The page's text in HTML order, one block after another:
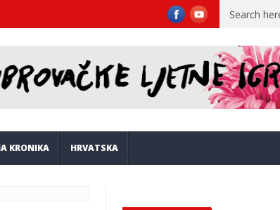
za spektakl na Neretvi: Danas se održava 29. Maraton lađa
KRONIKA HRVATSKA